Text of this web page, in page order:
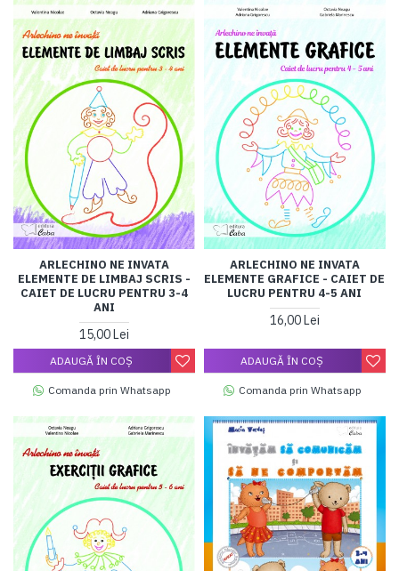
ARLECHINO NE INVATA
ELEMENTE DE LIMBAJ SCRIS -
CAIET DE LUCRU PENTRU 3-4
ANI
15,00 Lei
ADAUGĂ ÎN COŞ
Comanda prin Whatsapp
ARLECHINO NE INVATA
ELEMENTE GRAFICE - CAIET DE
LUCRU PENTRU 4-5 ANI
16,00 Lei
ADAUGĂ ÎN COŞ
Comanda prin Whatsapp